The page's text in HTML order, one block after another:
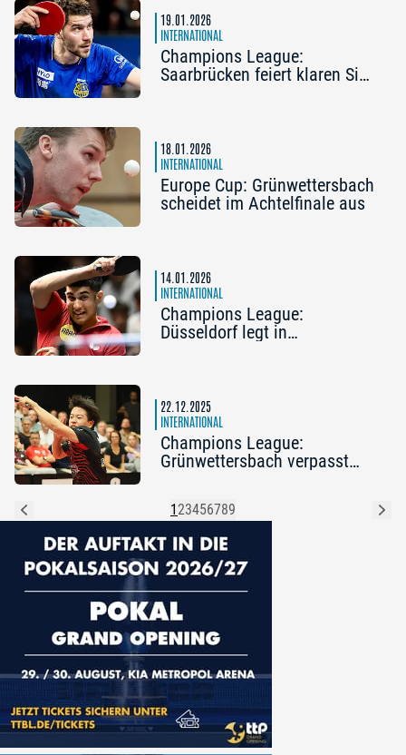
19.01.2026
INTERNATIONAL
Champions League:
Saarbrücken feiert klaren Sieg
18.01.2026
INTERNATIONAL
Europe Cup: Grünwettersbach
scheidet im Achtelfinale aus
14.01.2026
INTERNATIONAL
Champions League:
Düsseldorf legt in
22.12.2025
INTERNATIONAL
Champions League:
Grünwettersbach verpasst
1 23456789